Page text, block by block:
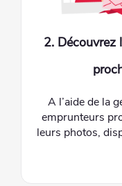
2. Découvrez
A l’aide de la
emprunteurs
leurs photos,